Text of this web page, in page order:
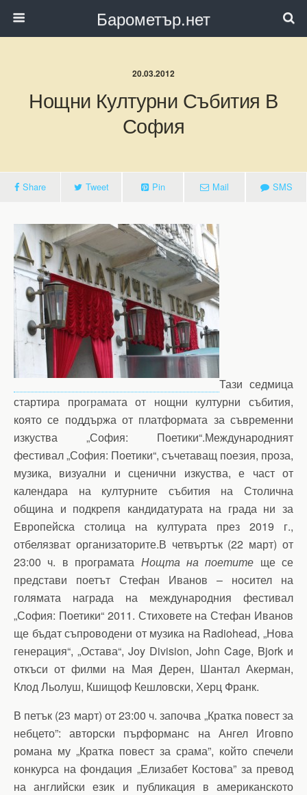
Барометър.нет
20.03.2012
Нощни Културни Събития В
София
Share Tweet Pin Mail SMS
Тази седмица
стартира програмата от нощни културни събития,
която се поддържа от платформата за съвременни
изкуства „София: Поетики“.Международният
фестивал „София: Поетики“, съчетаващ поезия, проза,
музика, визуални и сценични изкуства, е част от
календара на културните събития на Столична
община и подкрепя кандидатурата на града ни за
Европейска столица на културата през 2019 г.,
отбелязват организаторите.В четвъртък (22 март) от
23:00 ч. в програмата Нощта на поетите ще се
представи поетът Стефан Иванов – носител на
голямата награда на международния фестивал
„София: Поетики“ 2011. Стиховете на Стефан Иванов
ще бъдат съпроводени от музика на Radiohead, „Нова
генерация“, „Остава“, Joy Division, John Cage, Bjork и
откъси от филми на Мая Дерен, Шантал Акерман,
Клод Льолуш, Кшищоф Кешловски, Херц Франк.
В петък (23 март) от 23:00 ч. започва „Кратка повест за
небцето”: авторски пърформанс на Ангел Иговпо
романа му „Кратка повест за срама”, който спечели
конкурса на фондация „Елизабет Костова” за превод
на английски език и публикация в американското